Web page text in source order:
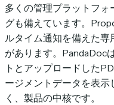
多くの管理プラットフ
グも備えています。
ルタイム通知を備えた専
があります。PandaDoc
トとアップロードした
ージメントデータを表
く、製品の中核です。